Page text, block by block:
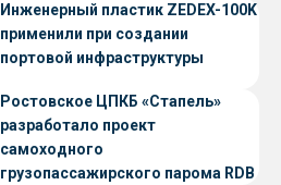
Инженерный пластик ZEDEX-100K
применили при создании
портовой инфраструктуры
Ростовское ЦПКБ «Стапель»
разработало проект
самоходного
грузопассажирского парома RDB